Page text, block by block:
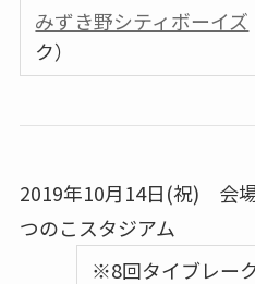
みずき野シティボーイズ
ク）
2019年10月14日(祝) 会
つのこスタジアム
※8回タイブレー